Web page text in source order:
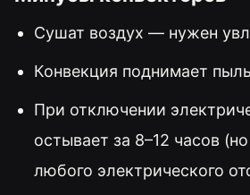
Сушат воздух — нужен
Конвекция поднимает
При отключении
остывает за 8–12 часов
любого электрического